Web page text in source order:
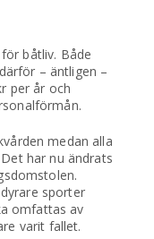
båtliv. Både
– äntligen –
per år och
medan alla
har nu ändrats
sporter
omfattas av
varit fallet.